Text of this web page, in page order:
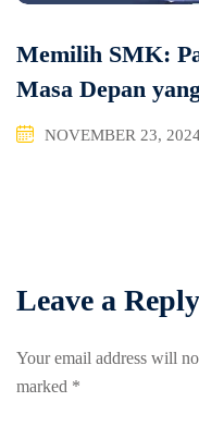
Memilih SMK:
Masa Depan
NOVEMBER 23,
Leave a Reply
Your email address will
marked *